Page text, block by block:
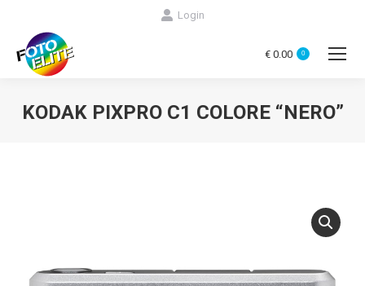
Login
€ 0.00 0
KODAK PIXPRO C1 COLORE “NERO”